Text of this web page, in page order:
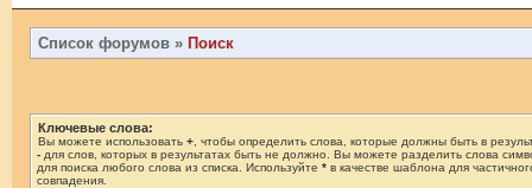
Список форумов » Поиск
Ключевые слова:
Вы можете использовать + , чтобы определить слова, которые должны быть в
- для слов, которых в результатах быть не должно. Вы можете разделить слова
для поиска любого слова из списка. Используйте * в качестве шаблона для
совпадения.